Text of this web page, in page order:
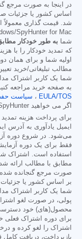
در اینجا به صورت مرجع
اساس کشور یا جزئیات
شد. قیمت گذاری معمولاً
شما به طور خودکار
که تمدید خودکار را با
اولیه شما و برای همان
مطالب تبلیغاتی/خرید
شما یک کاربر اشتراک
به صفحه خرید مراجعه
EULA/TOS ، سیاست
اگر می خواهید SpyHunter را حذف کنید،
برای پرداخت هزینه
ایمیل یادآوری به آدرس
می‌شود. در شروع دوره
فقط برای یک دوره
استفاده است. اشتراک
مطابق با مطالب ارائه
صورت مرجع گنجانده
بر اساس کشور یا
شما یک کاربر اشتراک
پولی، در صورت لغو
محصول(های) خود دسترسی
اشتراک را لغو کرده و
بازپرداخت، دریافت